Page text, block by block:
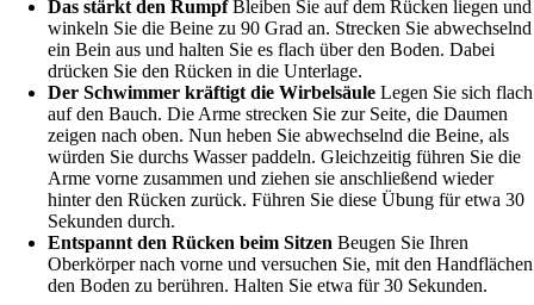
Das stärkt den RumpfBleiben Sie auf dem Rücken liegen und
winkeln Sie die Beine zu 90 Grad an. Strecken Sie abwechselnd
ein Bein aus und halten Sie es flach über den Boden. Dabei
drücken Sie den Rücken in die Unterlage.
Der Schwimmer kräftigt die Wirbelsäule Legen Sie sich flach
auf den Bauch. Die Arme strecken Sie zur Seite, die Daumen
zeigen nach oben. Nun heben Sie abwechselnd die Beine, als
würden Sie durchs Wasser paddeln. Gleichzeitig führen Sie die
Arme vorne zusammen und ziehen sie anschließend wieder
hinter den Rücken zurück. Führen Sie diese Übung für etwa 30
Sekunden durch.
Entspannt den Rücken beim Sitzen Beugen Sie Ihren
Oberkörper nach vorne und versuchen Sie, mit den Handflächen
den Boden zu berühren. Halten Sie etwa für 30 Sekunden.